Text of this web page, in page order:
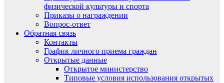
физической культуры и спорта
Приказы о награждении
Вопрос-ответ
Обратная связь
Контакты
График личного приема граждан
Открытые данные
Открытое министерство
Типовые условия использования открытых